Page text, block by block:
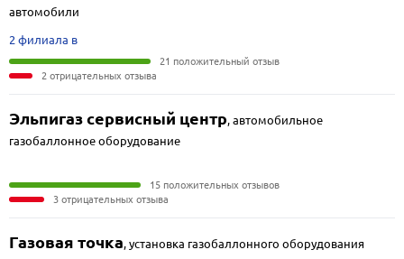
автомобили
2 филиала в
21 положительный отзыв
2 отрицательных отзыва
Эльпигаз сервисный центр,автомобильное
газобаллонное оборудование
15 положительных отзывов
3 отрицательных отзыва
Газовая точка,установка газобаллонного оборудования